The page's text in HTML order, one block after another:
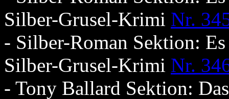
Silber-Grusel-Krimi Nr.
- Silber-Roman Sektion:
Silber-Grusel-Krimi Nr.
- Tony Ballard Sektion: